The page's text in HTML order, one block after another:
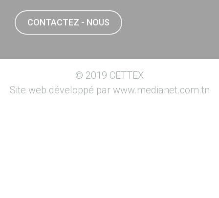
CONTACTEZ - NOUS
© 2019 CETTEX
Site web développé par www.medianet.com.tn